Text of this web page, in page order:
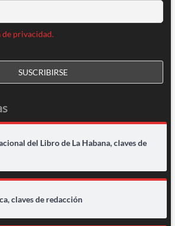
privacidad.
del Libro de La Habana, claves de
claves de redacción